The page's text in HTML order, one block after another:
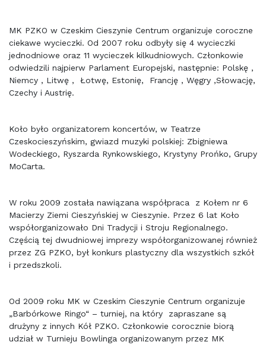
MK PZKO w Czeskim Cieszynie Centrum organizuje coroczne
ciekawe wycieczki. Od 2007 roku odbyły się 4 wycieczki
jednodniowe oraz 11 wycieczek kilkudniowych. Członkowie
odwiedzili najpierw Parlament Europejski, następnie: Polskę ,
Niemcy , Litwę , Łotwę, Estonię, Francję , Węgry ,Słowację,
Czechy i Austrię.
Koło było organizatorem koncertów, w Teatrze
Czeskocieszyńskim, gwiazd muzyki polskiej: Zbigniewa
Wodeckiego, Ryszarda Rynkowskiego, Krystyny Prońko, Grupy
MoCarta.
W roku 2009 została nawiązana współpraca z Kołem nr 6
Macierzy Ziemi Cieszyńskiej w Cieszynie. Przez 6 lat Koło
współorganizowało Dni Tradycji i Stroju Regionalnego.
Częścią tej dwudniowej imprezy współorganizowanej również
przez ZG PZKO, był konkurs plastyczny dla wszystkich szkół
i przedszkoli.
Od 2009 roku MK w Czeskim Cieszynie Centrum organizuje
„Barbórkowe Ringo“ – turniej, na który zapraszane są
drużyny z innych Kół PZKO. Członkowie corocznie biorą
udział w Turnieju Bowlinga organizowanym przez MK